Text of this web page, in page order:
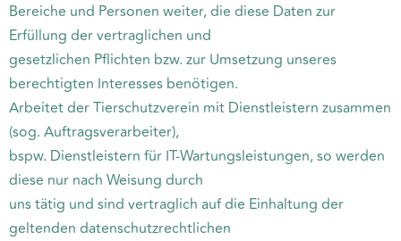
Bereiche und Personen weiter, die diese Daten zur
Erfüllung der vertraglichen und
gesetzlichen Pflichten bzw. zur Umsetzung unseres
berechtigten Interesses benötigen.
Arbeitet der Tierschutzverein mit Dienstleistern zusammen
(sog. Auftragsverarbeiter),
bspw. Dienstleistern für IT-Wartungsleistungen, so werden
diese nur nach Weisung durch
uns tätig und sind vertraglich auf die Einhaltung der
geltenden datenschutzrechtlichen